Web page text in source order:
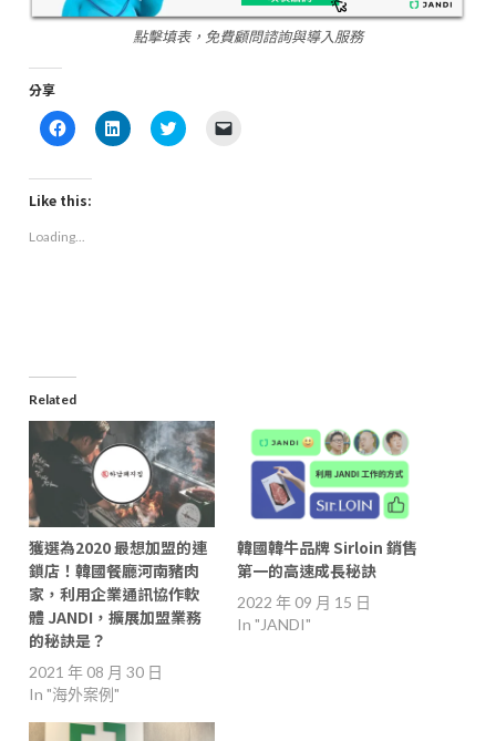
點擊填表，免費顧問諮詢與導入服務
分享
Click
to
Facebook
(Opens
in
window)
Click
to
Click
to
Like this:
Loading...
Related
獲選為2020 最想加盟的連
鎖店！韓國餐廳河南豬肉
家，利用企業通訊協作軟
體 JANDI，擴展加盟業務
的秘訣是？
2021 年 08 月 30 日
In "海外案例"
韓國韓牛品牌 Sirloin 銷售
第一的高速成長秘訣
2022 年 09 月 15 日
In "JANDI"